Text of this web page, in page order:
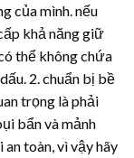
của mình. nếu
khả năng giữ
thể không chứa
2. chuẩn bị bề
trọng là phải
bẩn và mảnh
toàn, vì vậy hãy